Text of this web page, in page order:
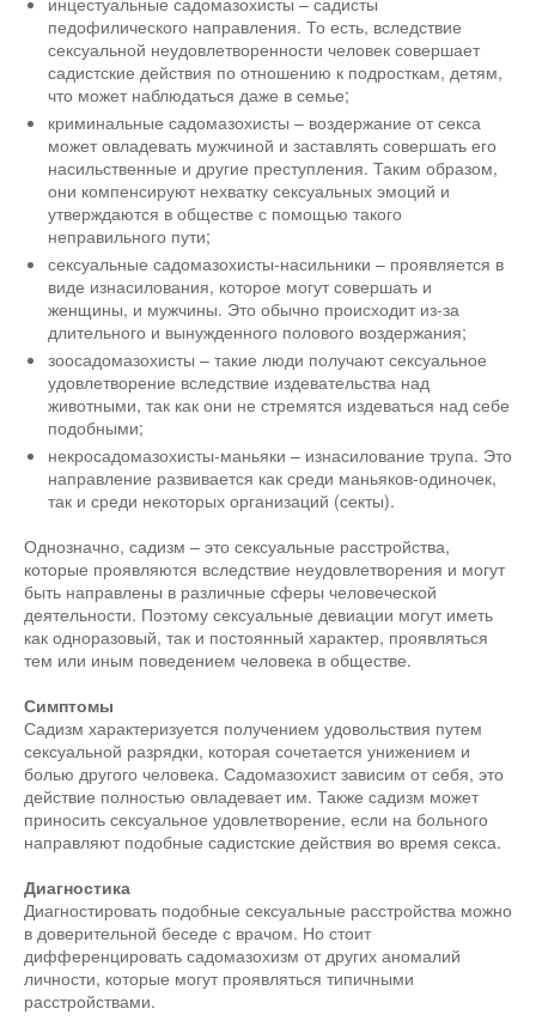
педофилического направления. То есть, вследствие
сексуальной неудовлетворенности человек совершает
садистские действия по отношению к подросткам, детям,
что может наблюдаться даже в семье;
криминальные садомазохисты – воздержание от секса
может овладевать мужчиной и заставлять совершать его
насильственные и другие преступления. Таким образом,
они компенсируют нехватку сексуальных эмоций и
утверждаются в обществе с помощью такого
неправильного пути;
сексуальные садомазохисты-насильники – проявляется в
виде изнасилования, которое могут совершать и
женщины, и мужчины. Это обычно происходит из-за
длительного и вынужденного полового воздержания;
зоосадомазохисты – такие люди получают сексуальное
удовлетворение вследствие издевательства над
животными, так как они не стремятся издеваться над себе
подобными;
некросадомазохисты-маньяки – изнасилование трупа. Это
направление развивается как среди маньяков-одиночек,
так и среди некоторых организаций (секты).
Однозначно, садизм – это сексуальные расстройства,
которые проявляются вследствие неудовлетворения и могут
быть направлены в различные сферы человеческой
деятельности. Поэтому сексуальные девиации могут иметь
как одноразовый, так и постоянный характер, проявляться
тем или иным поведением человека в обществе.
Симптомы
Садизм характеризуется получением удовольствия путем
сексуальной разрядки, которая сочетается унижением и
болью другого человека. Садомазохист зависим от себя, это
действие полностью овладевает им. Также садизм может
приносить сексуальное удовлетворение, если на больного
направляют подобные садистские действия во время секса.
Диагностика
Диагностировать подобные сексуальные расстройства можно
в доверительной беседе с врачом. Но стоит
дифференцировать садомазохизм от других аномалий
личности, которые могут проявляться типичными
расстройствами.